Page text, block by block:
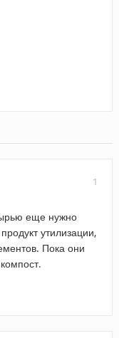
1
еще нужно
утилизации,
Пока они